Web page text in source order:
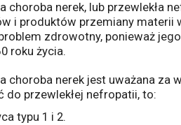
choroba nerek, lub przewlekła
i produktów przemiany materii
zdrowotny, ponieważ
roku życia.
choroba nerek jest uważana
do przewlekłej nefropatii, to:
typu 1 i 2.